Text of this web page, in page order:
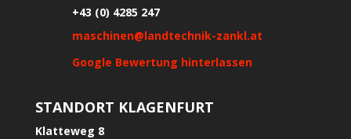
+43 (0) 4285 247
maschinen@landtechnik-zankl.at
Google Bewertung hinterlassen
STANDORT KLAGENFURT
Klatteweg 8